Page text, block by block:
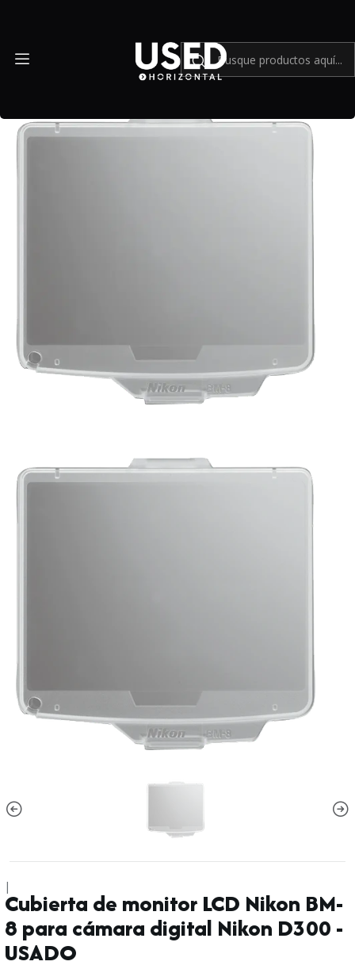
|
Cubierta de monitor LCD Nikon BM-
8 para cámara digital Nikon D300 -
USADO